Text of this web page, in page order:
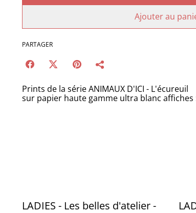
Ajouter au
PARTAGER
Prints de la série ANIMAUX D'ICI - L'écureuil
sur papier haute gamme ultra blanc affiches
LADIES - Les belles d'atelier -